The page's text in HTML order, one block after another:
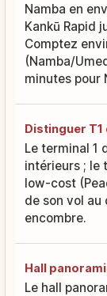
Namba en
Kankū Rapid
Comptez
(Namba/
minutes pour
Distinguer T1
Le terminal 1
intérieurs ; le
low-cost
de son vol
encombre.
Hall
Le hall